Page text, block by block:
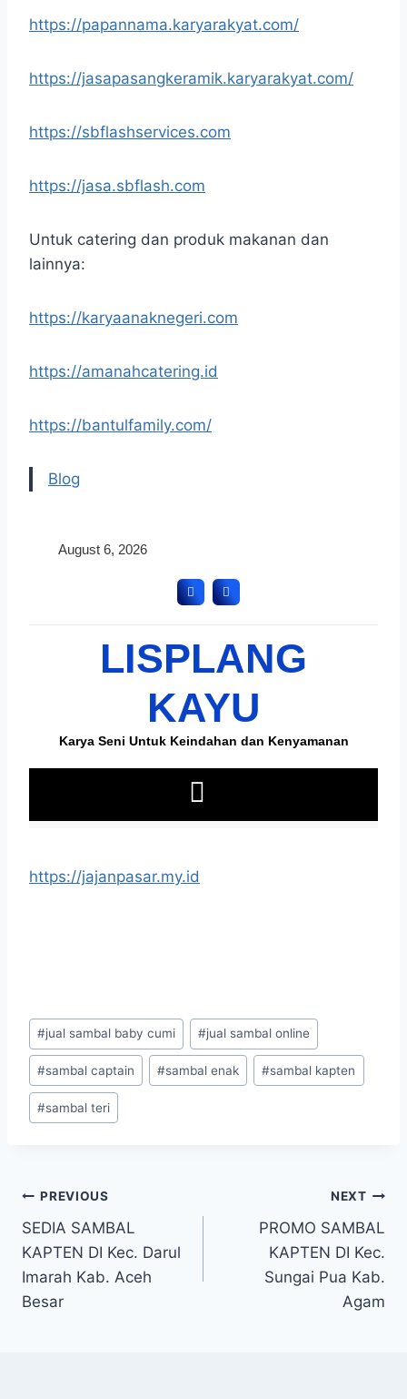
https://papannama.karyarakyat.com/
https://jasapasangkeramik.karyarakyat.com/
https://sbflashservices.com
https://jasa.sbflash.com
Untuk catering dan produk makanan dan
lainnya:
https://karyaanaknegeri.com
https://amanahcatering.id
https://bantulfamily.com/
Blog
https://jajanpasar.my.id
#jual sambal baby cumi #jual sambal online
#sambal captain #sambal enak #sambal kapten
#sambal teri
PREVIOUS
SEDIA SAMBAL
KAPTEN DI Kec. Darul
Imarah Kab. Aceh
Besar
NEXT
PROMO SAMBAL
KAPTEN DI Kec.
Sungai Pua Kab.
Agam